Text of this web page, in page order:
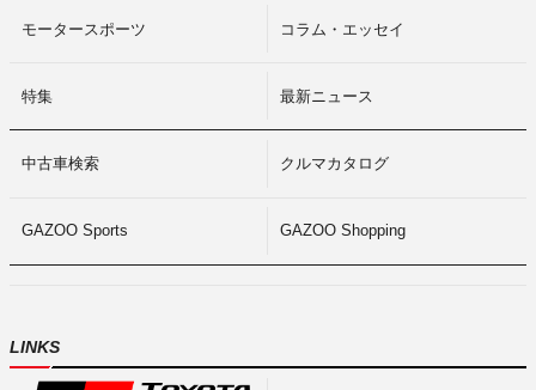
モータースポーツ コラム・エッセイ
特集 最新ニュース
中古車検索 クルマカタログ
GAZOO Sports GAZOO Shopping
LINKS